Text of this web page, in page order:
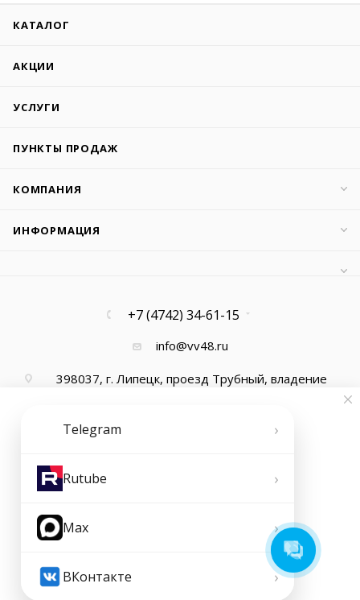
КАТАЛОГ
АКЦИИ
УСЛУГИ
ПУНКТЫ ПРОДАЖ
КОМПАНИЯ
ИНФОРМАЦИЯ
+7 (4742) 34-61-15
info@vv48.ru
398037, г. Липецк, проезд Трубный, владение
2026 © ООО "Ваша Вода"
Telegram ›
Rutube ›
Max ›
ВКонтакте ›